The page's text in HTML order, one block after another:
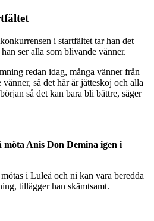
i startfältet tar han det
ser alla som blivande vänner.
redan idag, många vänner från
så det här är jätteskoj och alla
så det kan bara bli bättre, säger
Anis Don Demina igen i
i Luleå och ni kan vara beredda
tillägger han skämtsamt.